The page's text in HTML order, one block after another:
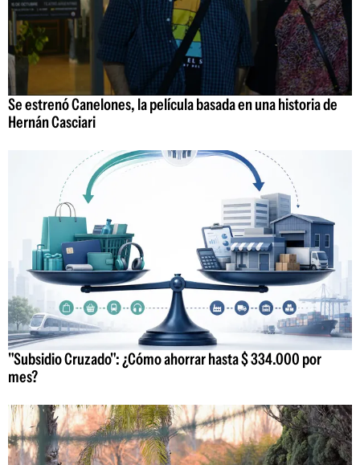
Se estrenó Canelones, la película basada en una historia de
Hernán Casciari
"Subsidio Cruzado": ¿Cómo ahorrar hasta $ 334.000 por
mes?